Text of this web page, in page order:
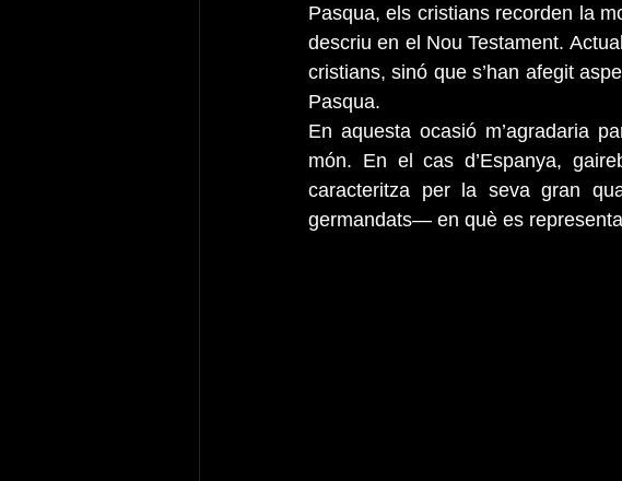
Pasqua, els cristians recorden la
descriu en el Nou Testament.
cristians, sinó que s’han afegit
Pasqua.
En aquesta ocasió m’agradaria
món. En el cas d’Espanya,
caracteritza per la seva gran
germandats— en què es